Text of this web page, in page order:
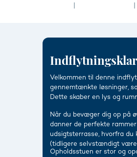
Velkommen til denne
gennemtænkte løsninger,
Dette skaber en lys og
Når du bevæger dig op på
danner de perfekte
udsigtsterrasse, hvorfra
(tidligere selvstændigt
Opholdsstuen er stor og